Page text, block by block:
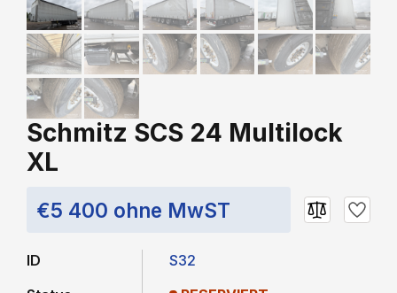
Schmitz SCS 24 Multilock
XL
€5 400 ohne MwST
ID
S32